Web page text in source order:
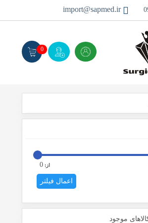
import@sapmed.ir
0
از: 0
اعمال فیلتر
موجود